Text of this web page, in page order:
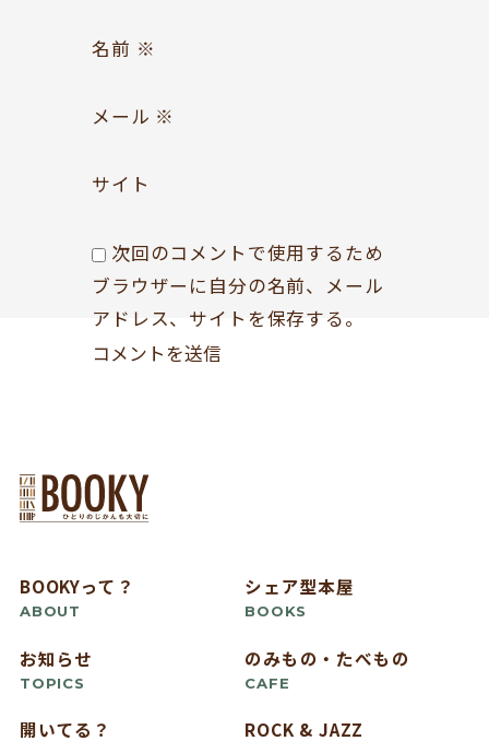
名前 ※
メール ※
サイト
次回のコメントで使用するため
ブラウザーに自分の名前、メール
アドレス、サイトを保存する。
BOOKYって？
ABOUT
シェア型本屋
BOOKS
お知らせ
TOPICS
のみもの・たべもの
CAFE
開いてる？ ROCK & JAZZ